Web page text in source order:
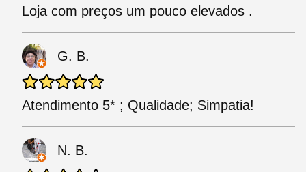
Loja com preços um pouco elevados .
G. B.
Atendimento 5* ; Qualidade; Simpatia!
N. B.